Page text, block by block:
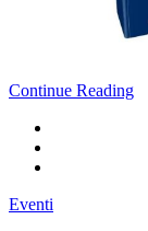
Continue Reading
Eventi